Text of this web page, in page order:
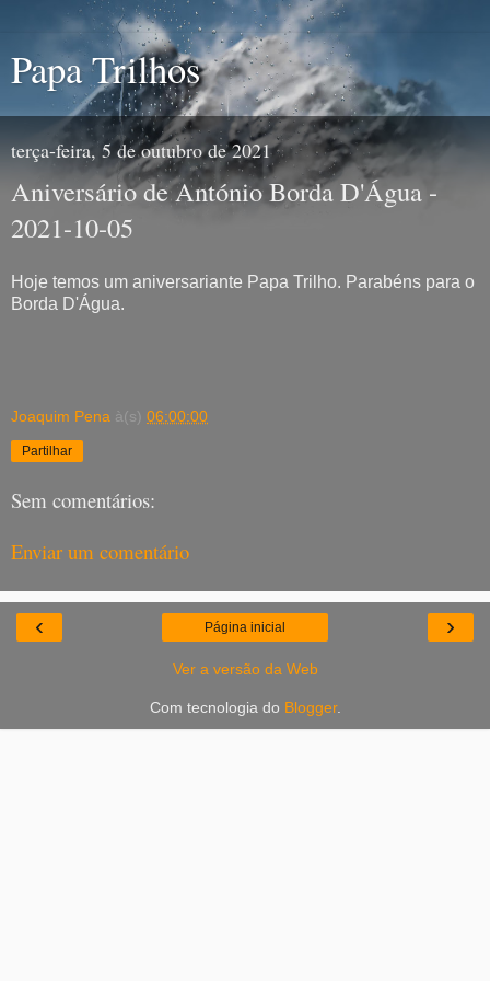
Papa Trilhos
terça-feira, 5 de outubro de 2021
Aniversário de António Borda D'Água -
2021-10-05
Hoje temos um aniversariante Papa Trilho. Parabéns para o
Borda D'Água.
Joaquim Pena à(s) 06:00:00
Partilhar
Sem comentários:
Enviar um comentário
‹ ›
Página inicial
Ver a versão da Web
Com tecnologia do Blogger.